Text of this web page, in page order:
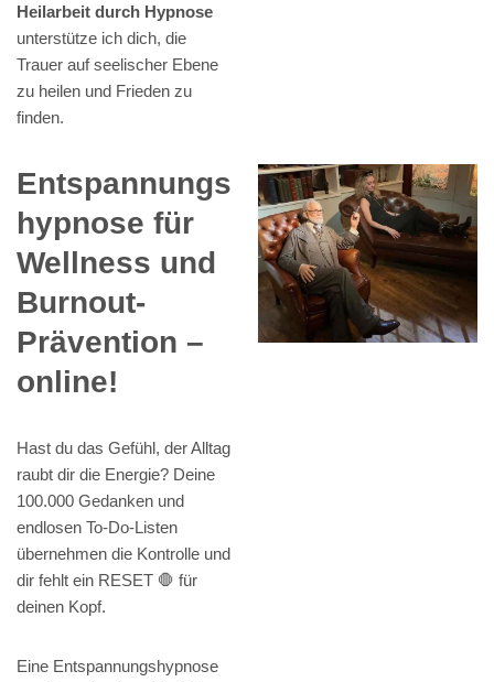
Heilarbeit durch Hypnose
unterstütze ich dich, die
Trauer auf seelischer Ebene
zu heilen und Frieden zu
finden.
Entspannungs
hypnose für
Wellness und
Burnout-
Prävention –
online!
Hast du das Gefühl, der Alltag
raubt dir die Energie? Deine
100.000 Gedanken und
endlosen To-Do-Listen
übernehmen die Kontrolle und
dir fehlt ein RESET 🛑 für
deinen Kopf.
Eine Entspannungshypnose